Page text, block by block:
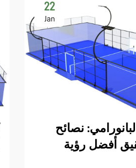
22
Jan
نصائح
أفضل رؤية